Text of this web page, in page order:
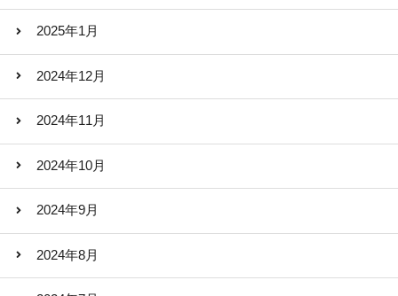
2025年1月
2024年12月
2024年11月
2024年10月
2024年9月
2024年8月